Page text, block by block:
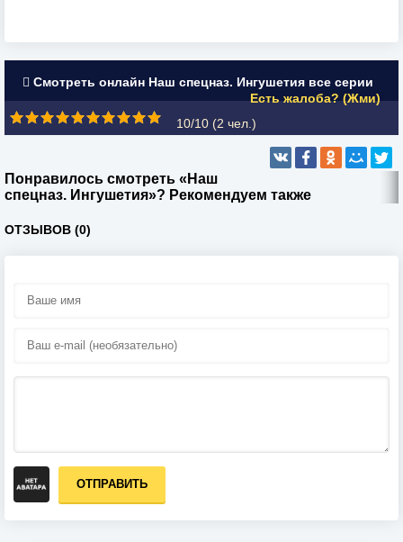
Смотреть онлайн Наш спецназ. Ингушетия все серии
Есть жалоба? (Жми)
10/10 (2 чел.)
Понравилось смотреть «Наш
спецназ. Ингушетия»? Рекомендуем также
ОТЗЫВОВ (0)
ОТПРАВИТЬ